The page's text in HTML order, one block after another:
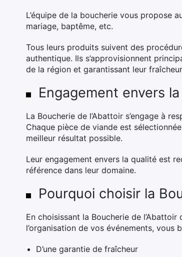
L’équipe de la boucherie vous propose
mariage, baptême, etc.
Tous leurs produits suivent des
authentique. Ils s’approvisionnent
de la région et garantissant leur
Engagement envers
La Boucherie de l’Abattoir s’engage à
Chaque pièce de viande est
meilleur résultat possible.
Leur engagement envers la qualité est
référence dans leur domaine.
Pourquoi choisir la
En choisissant la Boucherie de
l’organisation de vos événements, vous
D’une garantie de fraîcheur